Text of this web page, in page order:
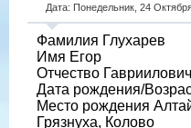
Дата: Понедельник, 24
Фамилия Глухарев
Имя Егор
Отчество Гавриилович
Дата рождения/
Место рождения
Грязнуха, Колово